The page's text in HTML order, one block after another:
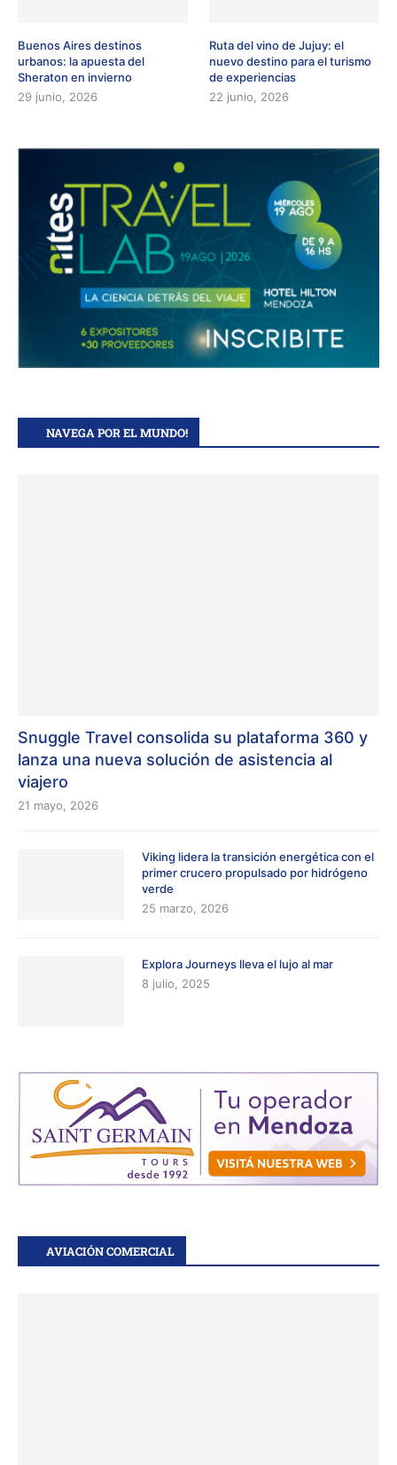
Buenos Aires destinos
urbanos: la apuesta del
Sheraton en invierno
29 junio, 2026
Ruta del vino de Jujuy: el
nuevo destino para el turismo
de experiencias
22 junio, 2026
NAVEGA POR EL MUNDO!
Snuggle Travel consolida su plataforma 360 y
lanza una nueva solución de asistencia al
viajero
21 mayo, 2026
Viking lidera la transición energética con el
primer crucero propulsado por hidrógeno
verde
25 marzo, 2026
Explora Journeys lleva el lujo al mar
8 julio, 2025
AVIACIÓN COMERCIAL